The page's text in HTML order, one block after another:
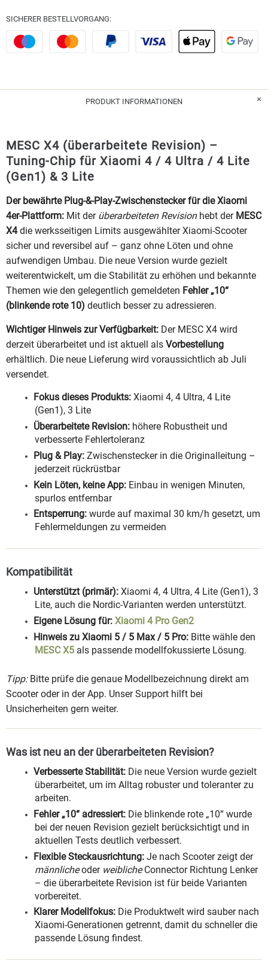
SICHERER BESTELLVORGANG:
PRODUKT INFORMATIONEN
MESC X4 (überarbeitete Revision) –
Tuning-Chip für Xiaomi 4 / 4 Ultra / 4 Lite
(Gen1) & 3 Lite
Der bewährte Plug-&-Play-Zwischenstecker für die Xiaomi
4er-Plattform: Mit der überarbeiteten Revisionhebt der MESC
X4die werksseitigen Limits ausgewählter Xiaomi-Scooter
sicher und reversibel auf – ganz ohne Löten und ohne
aufwendigen Umbau. Die neue Version wurde gezielt
weiterentwickelt, um die Stabilität zu erhöhen und bekannte
Themen wie den gelegentlich gemeldeten Fehler „10“
(blinkende rote 10) deutlich besser zu adressieren.
Wichtiger Hinweis zur Verfügbarkeit: Der MESC X4 wird
derzeit überarbeitet und ist aktuell als Vorbestellung
erhältlich. Die neue Lieferung wird voraussichtlich ab Juli
versendet.
Fokus dieses Produkts: Xiaomi 4, 4 Ultra, 4 Lite
(Gen1), 3 Lite
Überarbeitete Revision: höhere Robustheit und
verbesserte Fehlertoleranz
Plug & Play: Zwischenstecker in die Originalleitung –
jederzeit rückrüstbar
Kein Löten, keine App: Einbau in wenigen Minuten,
spurlos entfernbar
Entsperrung: wurde auf maximal 30 km/h gesetzt, um
Fehlermeldungen zu vermeiden
Kompatibilität
Unterstützt (primär): Xiaomi 4, 4 Ultra, 4 Lite (Gen1), 3
Lite, auch die Nordic-Varianten werden unterstützt.
Eigene Lösung für: Xiaomi 4 Pro Gen2
Hinweis zu Xiaomi 5 / 5 Max / 5 Pro: Bitte wähle den
MESC X5 als passende modellfokussierte Lösung.
Tipp:Bitte prüfe die genaue Modellbezeichnung direkt am
Scooter oder in der App. Unser Support hilft bei
Unsicherheiten gern weiter.
Was ist neu an der überarbeiteten Revision?
Verbesserte Stabilität: Die neue Version wurde gezielt
überarbeitet, um im Alltag robuster und toleranter zu
arbeiten.
Fehler „10“ adressiert: Die blinkende rote „10“ wurde
bei der neuen Revision gezielt berücksichtigt und in
aktuellen Tests deutlich verbessert.
Flexible Steckausrichtung: Je nach Scooter zeigt der
männlicheoder weiblicheConnector Richtung Lenker
– die überarbeitete Revision ist für beide Varianten
vorbereitet.
Klarer Modellfokus: Die Produktwelt wird sauber nach
Xiaomi-Generationen getrennt, damit du schneller die
passende Lösung findest.